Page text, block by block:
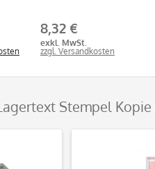
8,32 €
exkl. MwSt.
zzgl. Versandkosten
Stempel Kopie